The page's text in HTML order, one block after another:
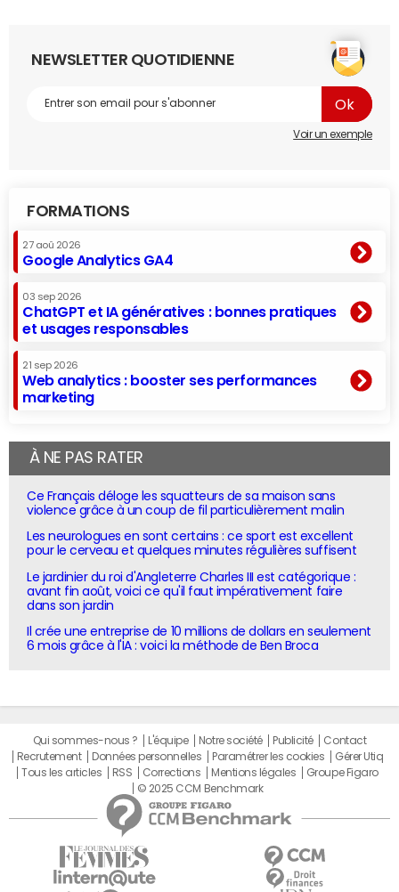
NEWSLETTER QUOTIDIENNE
Voir un exemple
FORMATIONS
27 aoû 2026
Google Analytics GA4
03 sep 2026
ChatGPT et IA génératives : bonnes pratiques
et usages responsables
21 sep 2026
Web analytics : booster ses performances
marketing
À NE PAS RATER
Ce Français déloge les squatteurs de sa maison sans
violence grâce à un coup de fil particulièrement malin
Les neurologues en sont certains : ce sport est excellent
pour le cerveau et quelques minutes régulières suffisent
Le jardinier du roi d'Angleterre Charles III est catégorique :
avant fin août, voici ce qu'il faut impérativement faire
dans son jardin
Il crée une entreprise de 10 millions de dollars en seulement
6 mois grâce à l'IA : voici la méthode de Ben Broca
Qui sommes-nous ? L'équipe Notre société Publicité
Contact
Recrutement
Données personnelles Paramétrer les cookies
Gérer Utiq
Tous les articles
RSS Corrections Mentions légales
Groupe Figaro
© 2025 CCM Benchmark